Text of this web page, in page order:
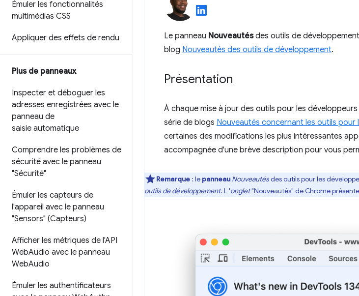
Émuler les fonctionnalités
multimédias CSS
Appliquer des effets de rendu
Plus de panneaux
Inspecter et déboguer les
adresses enregistrées avec le
panneau de
saisie automatique
Comprendre les problèmes de
sécurité avec le panneau
"Sécurité"
Émuler les capteurs de
l'appareil avec le panneau
"Sensors" (Capteurs)
Afficher les métriques de l'API
WebAudio avec le panneau
WebAudio
Émuler les authentificateurs
Le panneau Nouveautésdes outils de
blog Nouveautés des outils de développement.
Présentation
À chaque mise à jour des outils pour les
série de blogs Nouveautés concernant les outils pour
certaines des modifications les plus intéressantes
accompagnée d'une brève description pour vous
Remarque : le panneau Nouveautésdes outils pour les
outils de développement. L 'onglet"Nouveautés" de Chrome